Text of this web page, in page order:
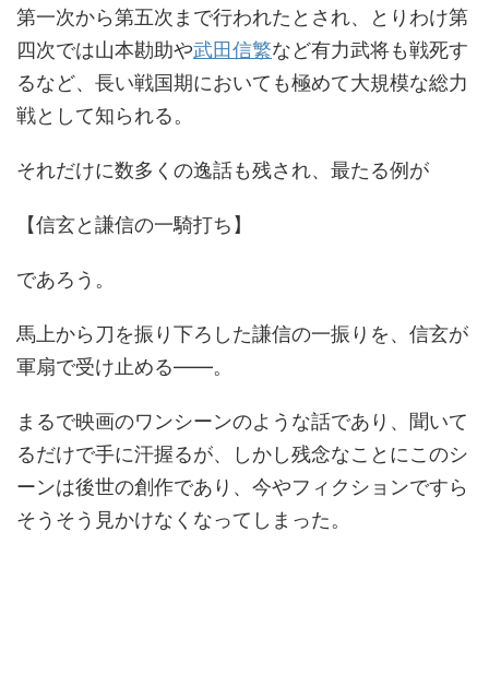
第一次から第五次まで行われたとされ、とりわけ第
四次では山本勘助や武田信繁など有力武将も戦死す
るなど、長い戦国期においても極めて大規模な総力
戦として知られる。
それだけに数多くの逸話も残され、最たる例が
【信玄と謙信の一騎打ち】
であろう。
馬上から刀を振り下ろした謙信の一振りを、信玄が
軍扇で受け止める――。
まるで映画のワンシーンのような話であり、聞いて
るだけで手に汗握るが、しかし残念なことにこのシ
ーンは後世の創作であり、今やフィクションですら
そうそう見かけなくなってしまった。